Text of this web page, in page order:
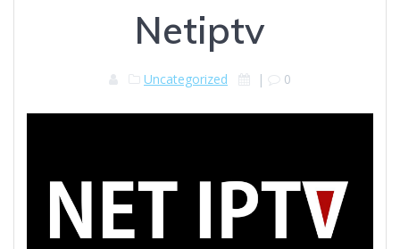
Netiptv
Uncategorized | 0